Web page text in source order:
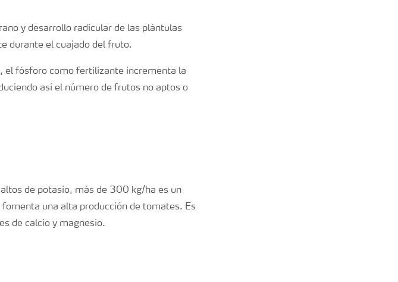
y desarrollo radicular de las plántulas
durante el cuajado del fruto.
el fósforo como fertilizante incrementa la
así el número de frutos no aptos o
de potasio, más de 300 kg/ha es un
una alta producción de tomates. Es
de calcio y magnesio.